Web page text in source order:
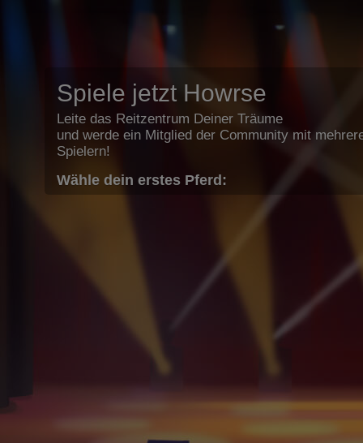
Spiele jetzt Howrse
Leite das Reitzentrum Deiner Träume
und werde ein Mitglied der Community mit
Spielern!
Wähle dein erstes Pferd: